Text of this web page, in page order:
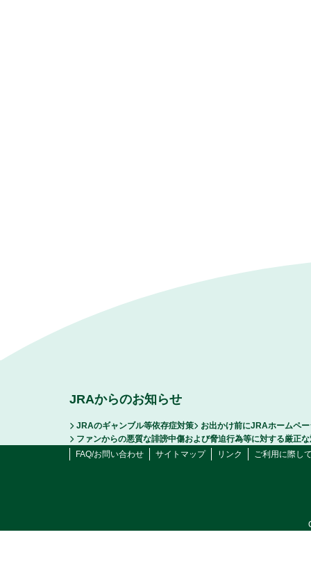
JRAからのお知らせ
JRAのギャンブル等依存症対策
お出かけ前にJRAホームペ
ファンからの悪質な誹謗中傷および脅迫行為等に対する厳正
FAQ/お問い合わせ
サイトマップ リンク ご利用に際し